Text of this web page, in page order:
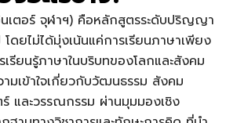
เตอร์ จุฬาฯ) คือหลักสูตรระดับปริญญา
ดยไม่ได้มุ่งเน้นแค่การเรียนภาษาเพียง
รียนรู้ภาษาในบริบทของโลกและสังคม
มเข้าใจเกี่ยวกับวัฒนธรรม สังคม
และวรรณกรรม ผ่านมุมมองเชิง